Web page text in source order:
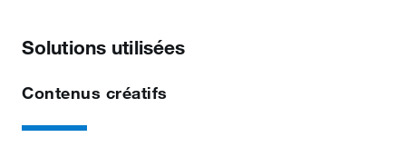
Solutions utilisées
Contenus créatifs